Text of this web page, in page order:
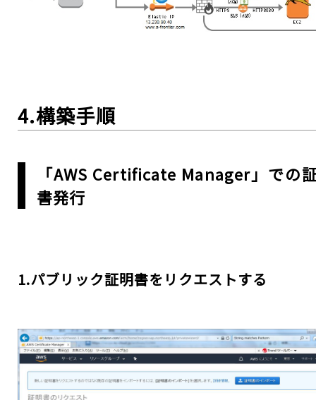
4.構築手順
「AWS Certificate Manager」での
書発行
1.パブリック証明書をリクエストする